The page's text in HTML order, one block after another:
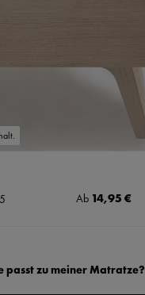
Regulärer Preis:
Ab 14,95 €
passt zu meiner Matratze?